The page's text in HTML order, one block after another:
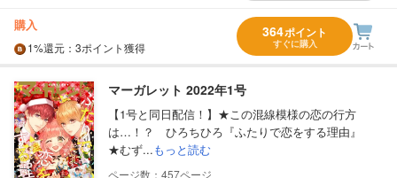
購入
1%還元 ：3ポイント獲得
364ポイント
すぐに購入
マーガレット 2022年1号
【1号と同日配信！】★この混線模様の恋の行方
は…！？ ひろちひろ『ふたりで恋をする理由』
★むず...もっと読む
457